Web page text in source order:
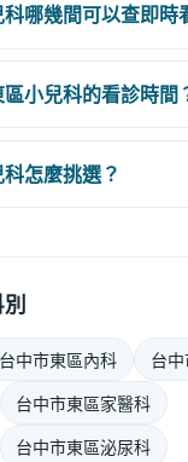
哪幾間可以查即時
小兒科的看診時間
怎麼挑選？
台中市東區內科 台
台中市東區家醫科
台中市東區泌尿科